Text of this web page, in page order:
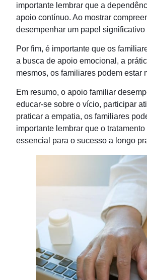
importante lembrar que a
apoio contínuo. Ao mostrar
desempenhar um papel
Por fim, é importante que os
a busca de apoio emocional, a
mesmos, os familiares podem estar
Em resumo, o apoio familiar
educar-se sobre o vício, participar
praticar a empatia, os familiares
importante lembrar que o
essencial para o sucesso a longo